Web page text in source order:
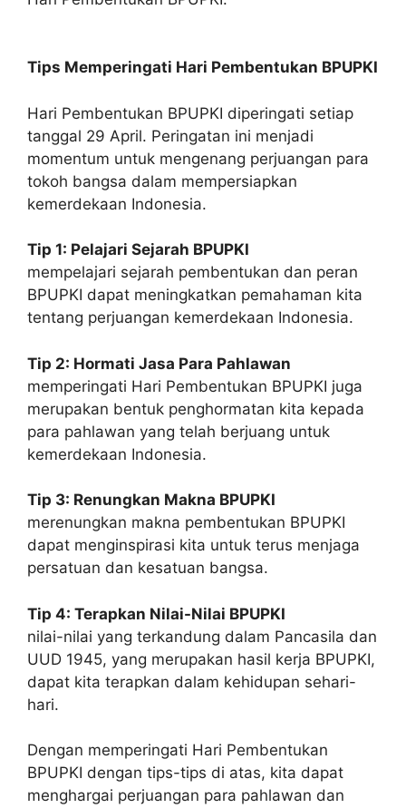
Tips Memperingati Hari Pembentukan BPUPKI
Hari Pembentukan BPUPKI diperingati setiap
tanggal 29 April. Peringatan ini menjadi
momentum untuk mengenang perjuangan para
tokoh bangsa dalam mempersiapkan
kemerdekaan Indonesia.
Tip 1: Pelajari Sejarah BPUPKI
mempelajari sejarah pembentukan dan peran
BPUPKI dapat meningkatkan pemahaman kita
tentang perjuangan kemerdekaan Indonesia.
Tip 2: Hormati Jasa Para Pahlawan
memperingati Hari Pembentukan BPUPKI juga
merupakan bentuk penghormatan kita kepada
para pahlawan yang telah berjuang untuk
kemerdekaan Indonesia.
Tip 3: Renungkan Makna BPUPKI
merenungkan makna pembentukan BPUPKI
dapat menginspirasi kita untuk terus menjaga
persatuan dan kesatuan bangsa.
Tip 4: Terapkan Nilai-Nilai BPUPKI
nilai-nilai yang terkandung dalam Pancasila dan
UUD 1945, yang merupakan hasil kerja BPUPKI,
dapat kita terapkan dalam kehidupan sehari-
hari.
Dengan memperingati Hari Pembentukan
BPUPKI dengan tips-tips di atas, kita dapat
menghargai perjuangan para pahlawan dan